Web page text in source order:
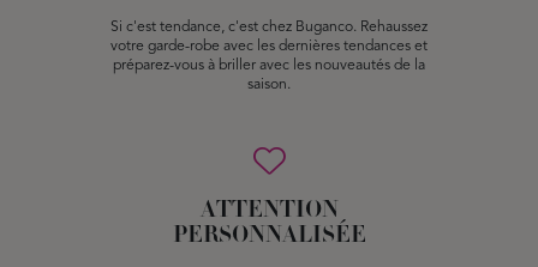
Si c'est tendance, c'est chez Buganco. Rehaussez
votre garde-robe avec les dernières tendances et
préparez-vous à briller avec les nouveautés de la
saison.
ATTENTION
PERSONNALISÉE